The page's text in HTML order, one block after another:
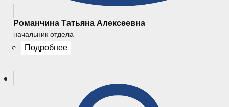
Романчина Татьяна Алексеевна
начальник отдела
Подробнее